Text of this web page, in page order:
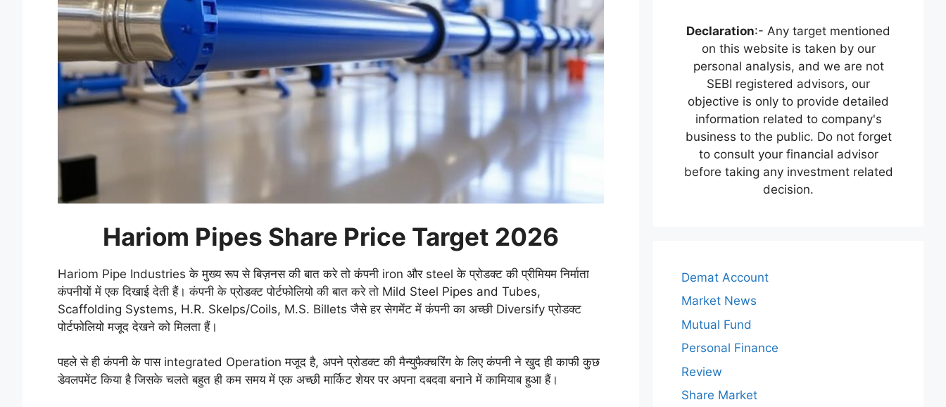
Hariom Pipes Share Price Target 2026
Hariom Pipe Industries के मुख्य रूप से बिज़नस की बात करे तो कंपनी iron और steel के प्रोडक्ट की प्रीमियम निर्माता
कंपनीयों में एक दिखाई देती हैं। कंपनी के प्रोडक्ट पोर्टफोलियो की बात करे तो Mild Steel Pipes and Tubes,
Scaffolding Systems, H.R. Skelps/Coils, M.S. Billets जैसे हर सेगमेंट में कंपनी का अच्छी Diversify प्रोडक्ट
पोर्टफोलियो मजूद देखने को मिलता हैं।
पहले से ही कंपनी के पास integrated Operation मजूद है, अपने प्रोडक्ट की मैन्युफैक्चरिंग के लिए कंपनी ने खुद ही काफी कुछ
डेवलपमेंट किया है जिसके चलते बहुत ही कम समय में एक अच्छी मार्किट शेयर पर अपना दबदवा बनाने में कामियाब हुआ हैं।
Declaration:- Any target mentioned
on this website is taken by our
personal analysis, and we are not
SEBI registered advisors, our
objective is only to provide detailed
information related to company's
business to the public. Do not forget
to consult your financial advisor
before taking any investment related
decision.
Demat Account
Market News
Mutual Fund
Personal Finance
Review
Share Market